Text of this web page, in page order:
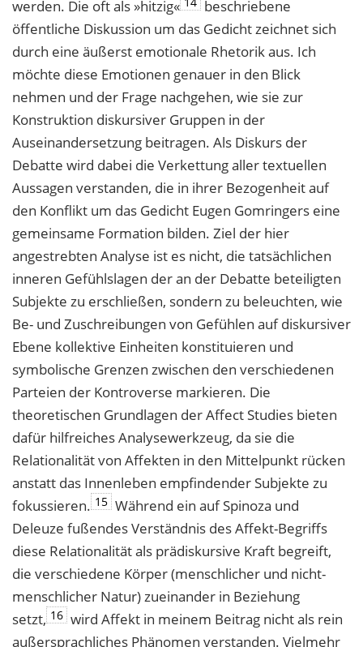
werden. Die oft als »hitzig«
beschriebene
öffentliche Diskussion um das Gedicht zeichnet sich
durch eine äußerst emotionale Rhetorik aus. Ich
möchte diese Emotionen genauer in den Blick
nehmen und der Frage nachgehen, wie sie zur
Konstruktion diskursiver Gruppen in der
Auseinandersetzung beitragen. Als Diskurs der
Debatte wird dabei die Verkettung aller textuellen
Aussagen verstanden, die in ihrer Bezogenheit auf
den Konflikt um das Gedicht Eugen Gomringers eine
gemeinsame Formation bilden. Ziel der hier
angestrebten Analyse ist es nicht, die tatsächlichen
inneren Gefühlslagen der an der Debatte beteiligten
Subjekte zu erschließen, sondern zu beleuchten, wie
Be- und Zuschreibungen von Gefühlen auf diskursiver
Ebene kollektive Einheiten konstituieren und
symbolische Grenzen zwischen den verschiedenen
Parteien der Kontroverse markieren. Die
theoretischen Grundlagen der Affect Studies bieten
dafür hilfreiches Analysewerkzeug, da sie die
Relationalität von Affekten in den Mittelpunkt rücken
anstatt das Innenleben empfindender Subjekte zu
fokussieren. 15 Während ein auf Spinoza und
Deleuze fußendes Verständnis des Affekt-Begriffs
diese Relationalität als prädiskursive Kraft begreift,
die verschiedene Körper (menschlicher und nicht-
menschlicher Natur) zueinander in Beziehung
setzt, 16 wird Affekt in meinem Beitrag nicht als rein
außersprachliches Phänomen verstanden. Vielmehr